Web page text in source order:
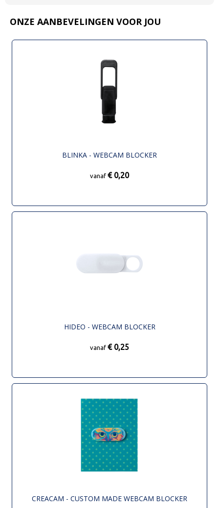
ONZE AANBEVELINGEN VOOR JOU
BLINKA - WEBCAM BLOCKER
vanaf € 0,20
HIDEO - WEBCAM BLOCKER
vanaf € 0,25
CREACAM - CUSTOM MADE WEBCAM BLOCKER